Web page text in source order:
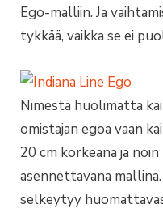
Ego-malliin. Ja
tykkää, vaikka se ei
Nimestä huolimatta
omistajan egoa vaan
20 cm korkeana ja
asennettavana
selkeytyy